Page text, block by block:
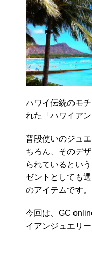
ハワイ伝統のモ
れた「ハワイアン
普段使いのジュ
ちろん、そのデ
られているとい
ゼントとしても
のアイテムです。
今回は、GC
イアンジュエリ